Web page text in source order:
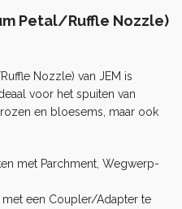
Petal/Ruffle Nozzle)
Nozzle) van JEM is
voor het spuiten van
en bloesems, maar ook
met Parchment, Wegwerp-
een Coupler/Adapter te